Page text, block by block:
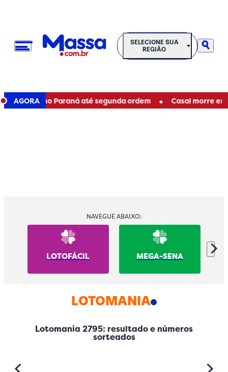
SELECIONE SUA REGIÃO
SELECIONE SUA
REGIÃO
AGORA
no Paraná até segunda ordem • Casal morre em
NAVEGUE ABAIXO:
LOTOFÁCIL MEGA-SENA
LOTOMANIA
Lotomania 2795: resultado e números
sorteados